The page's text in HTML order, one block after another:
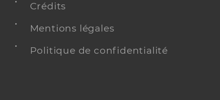
Crédits
Mentions légales
Politique de confidentialité